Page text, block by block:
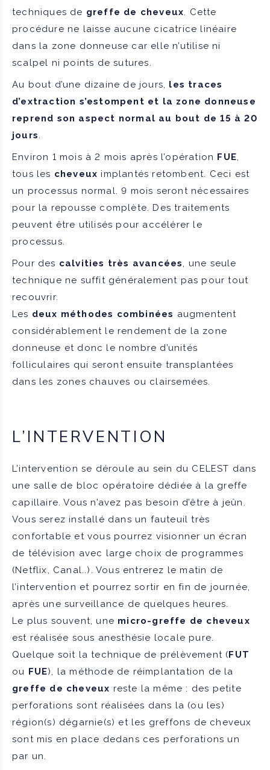
techniques de greffe de cheveux. Cette
procédure ne laisse aucune cicatrice linéaire
dans la zone donneuse car elle n’utilise ni
scalpel ni points de sutures.
Au bout d’une dizaine de jours, les traces
d’extraction s’estompent et la zone donneuse
reprend son aspect normal au bout de 15 à 20
jours.
Environ 1 mois à 2 mois après l’opération FUE,
tous les cheveux implantés retombent. Ceci est
un processus normal. 9 mois seront nécessaires
pour la repousse complète. Des traitements
peuvent être utilisés pour accélérer le
processus.
Pour des calvities très avancées, une seule
technique ne suffit généralement pas pour tout
recouvrir.
Les deux méthodes combinées augmentent
considérablement le rendement de la zone
donneuse et donc le nombre d’unités
folliculaires qui seront ensuite transplantées
dans les zones chauves ou clairsemées.
L’INTERVENTION
L’intervention se déroule au sein du CELEST dans
une salle de bloc opératoire dédiée à la greffe
capillaire. Vous n’avez pas besoin d’être à jeûn.
Vous serez installé dans un fauteuil très
confortable et vous pourrez visionner un écran
de télévision avec large choix de programmes
(Netflix, Canal..). Vous entrerez le matin de
l’intervention et pourrez sortir en fin de journée,
après une surveillance de quelques heures.
Le plus souvent, une micro-greffe de cheveux
est réalisée sous anesthésie locale pure.
Quelque soit la technique de prélèvement (FUT
ou FUE), la méthode de réimplantation de la
greffe de cheveux reste la même : des petite
perforations sont réalisées dans la (ou les)
région(s) dégarnie(s) et les greffons de cheveux
sont mis en place dedans ces perforations un
par un.